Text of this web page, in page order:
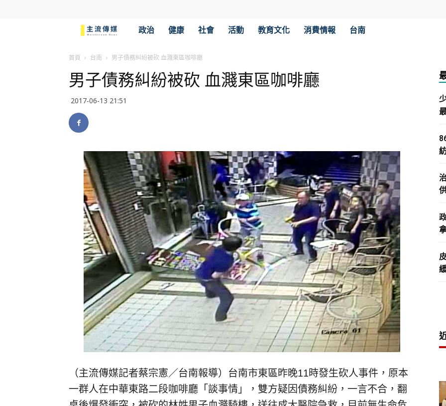
流
傳
政治 健康 社會 活動 教育文化 消費情報 台南
首頁 台南 男子債務糾紛被砍 血濺東區咖啡廳
男子債務糾紛被砍 血濺東區咖啡廳
2017-06-13 21:51
（主流傳媒記者蔡宗憲／台南報導）台南市東區昨晚11時發生砍人事件，原本
一群人在中華東路二段咖啡廳「談事情」，雙方疑因債務糾紛，一言不合，翻